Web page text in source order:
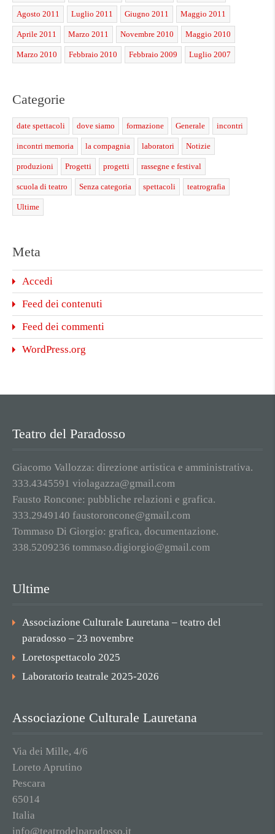
Agosto 2011 Luglio 2011 Giugno 2011 Maggio 2011
Aprile 2011 Marzo 2011 Novembre 2010 Maggio 2010
Marzo 2010 Febbraio 2010 Febbraio 2009 Luglio 2007
Categorie
date spettacoli dove siamo formazione Generale incontri
incontri memoria la compagnia laboratori Notizie
produzioni Progetti progetti rassegne e festival
scuola di teatro Senza categoria spettacoli teatrografia
Ultime
Meta
Accedi
Feed dei contenuti
Feed dei commenti
WordPress.org
Teatro del Paradosso
Giacomo Vallozza: direzione artistica e amministrativa.
333.4345591 violagazza@gmail.com
Fausto Roncone: pubbliche relazioni e grafica.
333.2949140 faustoroncone@gmail.com
Tommaso Di Giorgio: grafica, documentazione.
338.5209236 tommaso.digiorgio@gmail.com
Ultime
Associazione Culturale Lauretana – teatro del
paradosso – 23 novembre
Loretospettacolo 2025
Laboratorio teatrale 2025-2026
Associazione Culturale Lauretana
Via dei Mille, 4/6
Loreto Aprutino
Pescara
65014
Italia
info@teatrodelparadosso.it